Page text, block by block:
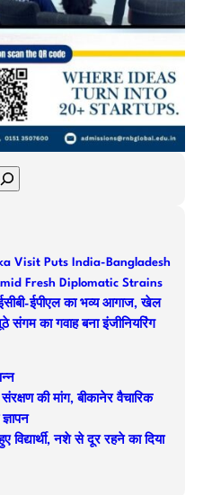
Visit Puts India-Bangladesh
Fresh Diplomatic Strains
ईपीएल का भव्य आगाज, खेल
का गवाह बना इंजीनियरिंग
की मांग, बीकानेर वैचारिक
नशे से दूर रहने का दिया